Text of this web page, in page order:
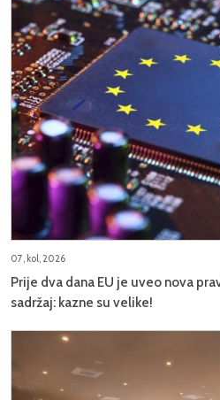
07, kol, 2026
Prije dva dana EU je uveo nova
sadržaj: kazne su velike!